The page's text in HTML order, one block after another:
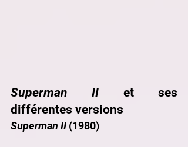
Superman II
et ses
différentes versions
Superman II (1980)